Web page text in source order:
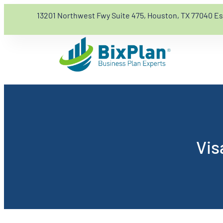
13201 Northwest Fwy Suite 475, Houston, TX 77040